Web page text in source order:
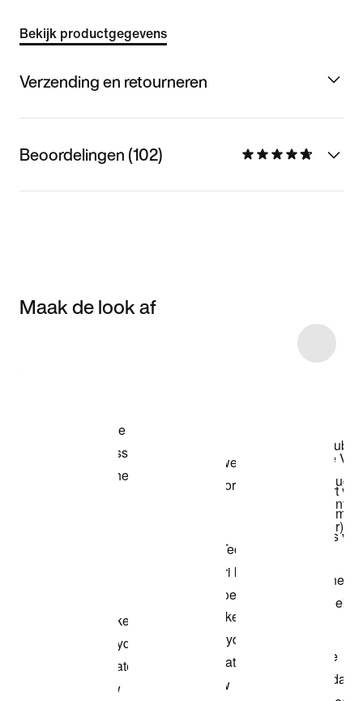
Bekijk productgegevens
Verzending en retourneren
Beoordelingen (102)
Maak de look af